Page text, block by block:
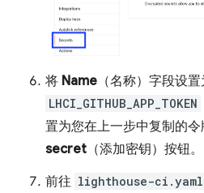
将 Name （名称）字段设置
LHCI_GITHUB_APP_TOKEN
置为您在上一步中复制的
secret （添加密钥）按钮。
前往 lighthouse-ci.yaml